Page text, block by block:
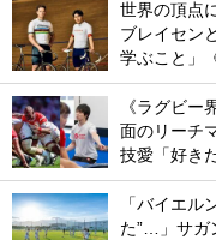
世界の頂点
ブレイセン
学ぶこと」
《ラグビー
面のリーチ
技愛「好き
「バイエル
た”…」サガ